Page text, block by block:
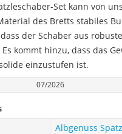
Set kann von
des Bretts stabiles
der Schaber aus
kommt hinzu, dass das
einzustufen ist.
07/2026
Albgenuss